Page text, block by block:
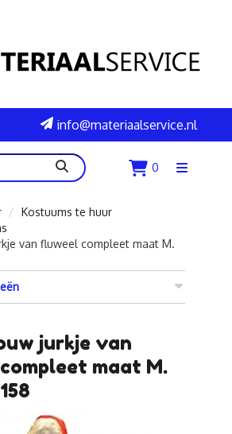
info@materiaalservice.nl
zoeken 0
Menu
Kostuums te huur
van fluweel compleet maat M.
jurkje van
maat M.